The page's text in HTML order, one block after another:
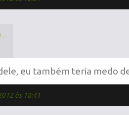
eu também teria medo
às 18:41